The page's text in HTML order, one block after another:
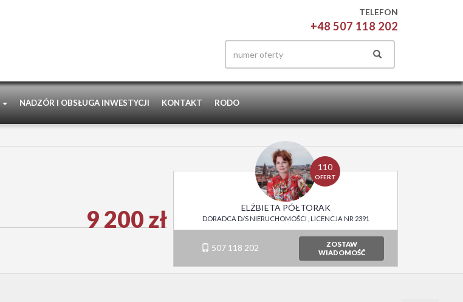
TELEFON
+48 507 118 202
NADZÓR I OBSŁUGA INWESTYCJI KONTAKT RODO
9 200 zł
110
OFERT
ELŻBIETA PÓŁTORAK
DORADCA D/S NIERUCHOMOŚCI , LICENCJA NR 2391
507 118 202
ZOSTAW
WIADOMOŚĆ